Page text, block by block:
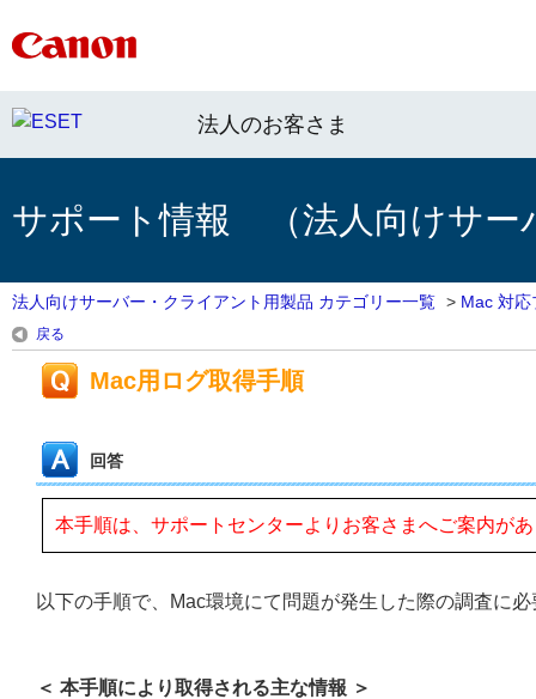
法人のお客さま
サポート情報 （法人向けサー
法人向けサーバー・クライアント用製品 カテゴリー一覧 > Mac 対応
戻る
Mac用ログ取得手順
回答
本手順は、サポートセンターよりお客さまへご案内が
以下の手順で、Mac環境にて問題が発生した際の調査に
＜ 本手順により取得される主な情報 ＞